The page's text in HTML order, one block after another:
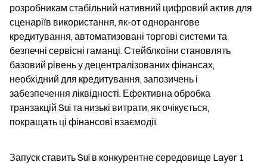
розробникам стабільний нативний цифровий актив для
сценаріїв використання, як-от однорангове
кредитування, автоматизовані торгові системи та
безпечні сервісні гаманці. Стейблкоїни становлять
базовий рівень у децентралізованих фінансах,
необхідний для кредитування, запозичень і
забезпечення ліквідності. Ефективна обробка
транзакцій Sui та низькі витрати, як очікується,
покращать ці фінансові взаємодії.
Запуск ставить Sui в конкурентне середовище Layer 1